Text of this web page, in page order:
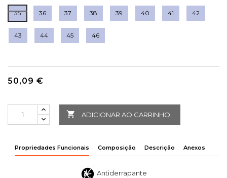
35 36 37 38 39 40 41 42
43 44 45 46
50,09 €
 ADICIONAR AO CARRINHO
Propriedades Funcionais Composição Descrição Anexos
Antiderrapante